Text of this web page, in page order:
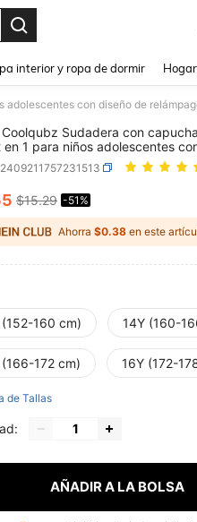
interior y ropa de dormir
adolescentes con diseño de
Coolqubz Sudadera con
en 1 para niños adolescentes
AND
$15.29 -51%
Ahorra $0.38 en este
160 cm) 14Y (160-
172 cm) 16Y (172-
de Tallas
AÑADIR A LA BOLSA